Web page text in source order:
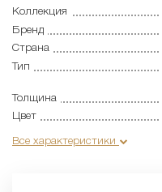
Коллекция
Бренд
Страна
Тип
Толщина
Цвет
Все характеристики